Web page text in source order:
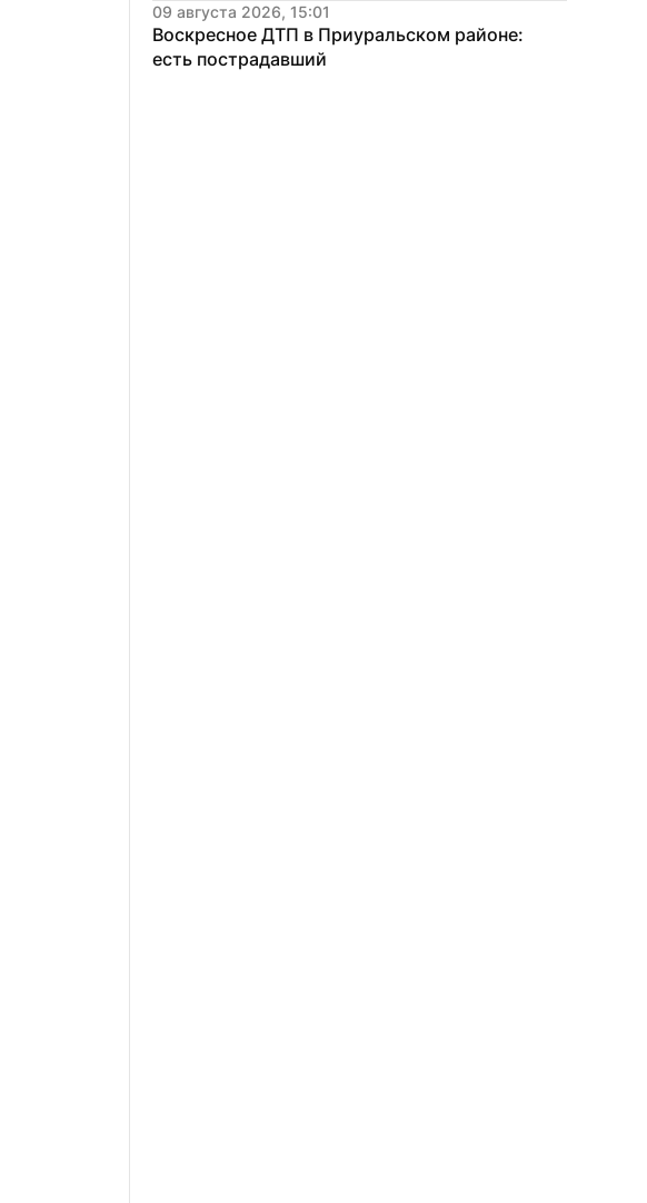
09 августа 2026, 15:01
Воскресное ДТП в Приуральском районе:
есть пострадавший